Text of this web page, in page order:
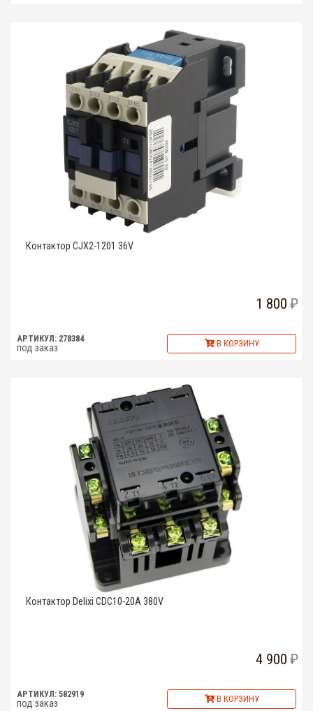
Контактор CJX2-1201 36V
1 800
АРТИКУЛ: 278384
под заказ В КОРЗИНУ
Контактор Delixi CDC10-20A 380V
4 900
АРТИКУЛ: 582919
под заказ В КОРЗИНУ